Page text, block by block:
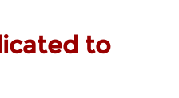
to